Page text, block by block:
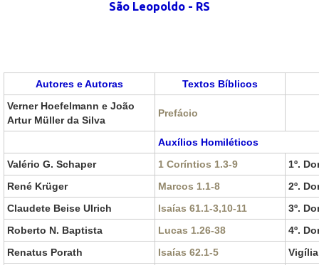
São Leopoldo - RS
Autores e Autoras
Textos Bíblicos
Verner Hoefelmann e João
Artur Müller da Silva
Prefácio
Auxílios Homiléticos
Valério G. Schaper
1 Coríntios 1.3-9
1º.
René Krüger
Marcos 1.1-8
2º.
Claudete Beise Ulrich
Isaías 61.1-3,10-11
3º.
Roberto N. Baptista
Lucas 1.26-38
4º.
Renatus Porath
Isaías 62.1-5